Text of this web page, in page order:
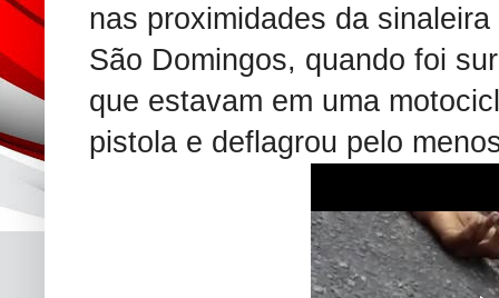
nas proximidades da
São Domingos, quando foi
que estavam em uma
pistola e deflagrou pelo